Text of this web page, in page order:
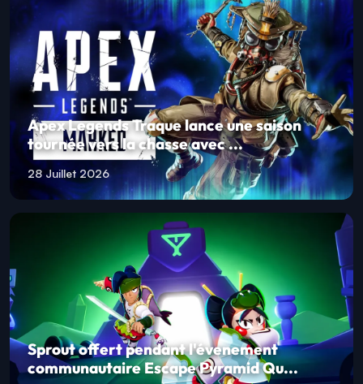
Apex Legends Traque lance une saison
tournée vers la chasse avec ...
28 Juillet 2026
Sprout offert pendant l'évenement
communautaire Escape Pyramid Qu...